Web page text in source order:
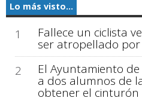
Lo más visto...
1 Fallece un ciclista
ser atropellado
2
El Ayuntamiento
a dos alumnos de
obtener el